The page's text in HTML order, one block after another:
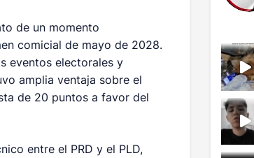
de un momento
comicial de mayo de 2028.
eventos electorales y
amplia ventaja sobre el
de 20 puntos a favor del
entre el PRD y el PLD,